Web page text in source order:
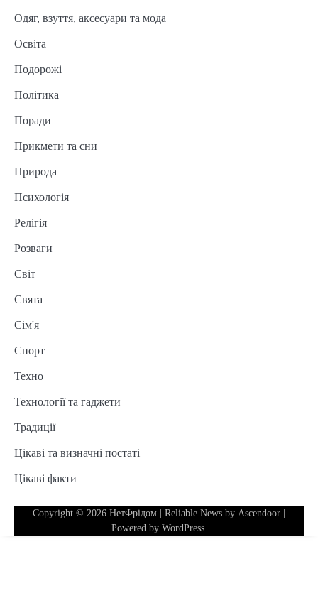
Одяг, взуття, аксесуари та мода
Освіта
Подорожі
Політика
Поради
Прикмети та сни
Природа
Психологія
Релігія
Розваги
Світ
Свята
Сім'я
Спорт
Техно
Технології та гаджети
Традиції
Цікаві та визначні постаті
Цікаві факти
Copyright © 2026 НетФрідом | Reliable News by Ascendoor
Powered by WordPress.